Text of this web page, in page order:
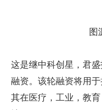
图
这是继中科创星，君
融资。该轮融资将用
其在医疗，工业，教